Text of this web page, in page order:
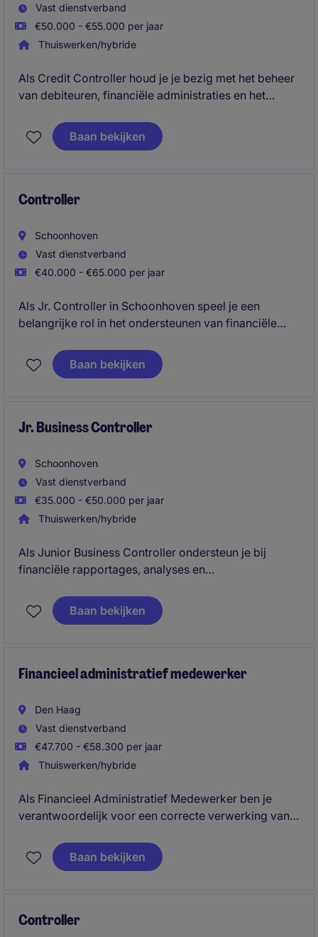
Vast dienstverband
€50.000 - €55.000 per jaar
Thuiswerken/hybride
Als Credit Controller houd je je bezig met het beheer
van debiteuren, financiële administraties en het
ondersteun je bij financiële rapportages,
maandafsluitingen en het optimaliseren van
Baan bekijken
Controller
Schoonhoven
Vast dienstverband
€40.000 - €65.000 per jaar
Als Jr. Controller in Schoonhoven speel je een
belangrijke rol in het ondersteunen van financiële
werkt nauw samen met het accounting & finance
team om bij te dragen aan de financiële gezondheid
Baan bekijken
Jr. Business Controller
Schoonhoven
Vast dienstverband
€35.000 - €50.000 per jaar
Thuiswerken/hybride
Als Junior Business Controller ondersteun je bij
financiële rapportages, analyses en
dynamische organisatie. Daarnaast denk je actief
mee over procesverbeteringen en krijg je de kans om
Baan bekijken
Financieel administratief medewerker
Den Haag
Vast dienstverband
€47.700 - €58.300 per jaar
Thuiswerken/hybride
Als Financieel Administratief Medewerker ben je
verantwoordelijk voor een correcte verwerking van
crediteurenadministratie. Dankzij jouw
nauwkeurigheid verlopen betalingen tijdig en
Baan bekijken
Controller